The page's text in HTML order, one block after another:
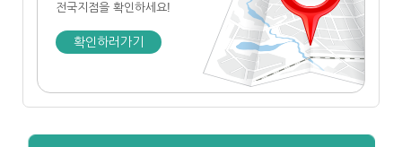
전국지점을 확인하세요!
확인하러가기